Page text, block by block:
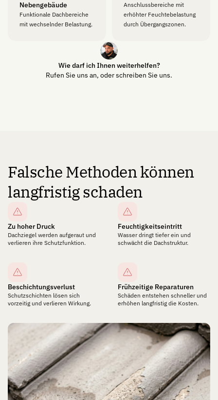
Nebengebäude
Funktionale Dachbereiche
mit wechselnder Belastung.
Anschlussbereiche mit
erhöhter Feuchtebelastung
durch Übergangszonen.
Wie darf ich Ihnen weiterhelfen?
Rufen Sie uns an, oder schreiben Sie uns.
Falsche Methoden können
langfristig schaden
Zu hoher Druck
Dachziegel werden aufgeraut und
verlieren ihre Schutzfunktion.
Feuchtigkeitseintritt
Wasser dringt tiefer ein und
schwächt die Dachstruktur.
Beschichtungsverlust
Schutzschichten lösen sich
vorzeitig und verlieren Wirkung.
Frühzeitige Reparaturen
Schäden entstehen schneller und
erhöhen langfristig die Kosten.